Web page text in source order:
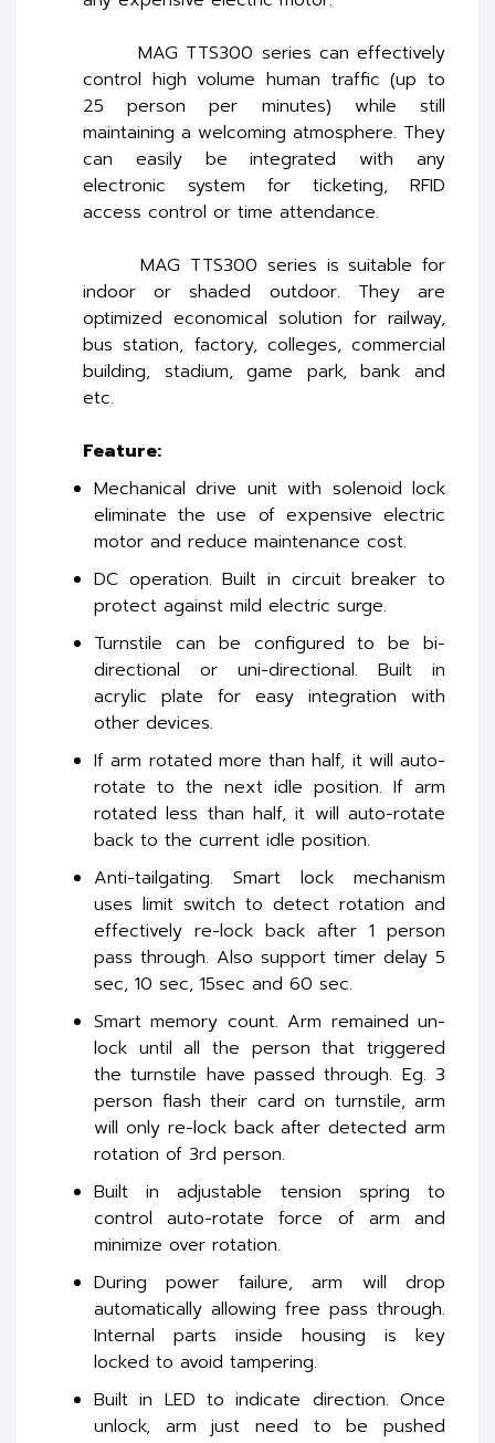
MAG TTS300 series can effectively
control high volume human traffic (up to
25 person per minutes) while still
maintaining a welcoming atmosphere. They
can easily be integrated with any
electronic system for ticketing, RFID
access control or time attendance.
MAG TTS300 series is suitable for
indoor or shaded outdoor. They are
optimized economical solution for railway,
bus station, factory, colleges, commercial
building, stadium, game park, bank and
etc.
Feature:
Mechanical drive unit with solenoid lock
eliminate the use of expensive electric
motor and reduce maintenance cost.
DC operation. Built in circuit breaker to
protect against mild electric surge.
Turnstile can be configured to be bi-
directional or uni-directional. Built in
acrylic plate for easy integration with
other devices.
If arm rotated more than half, it will auto-
rotate to the next idle position. If arm
rotated less than half, it will auto-rotate
back to the current idle position.
Anti-tailgating. Smart lock mechanism
uses limit switch to detect rotation and
effectively re-lock back after 1 person
pass through. Also support timer delay 5
sec, 10 sec, 15sec and 60 sec.
Smart memory count. Arm remained un-
lock until all the person that triggered
the turnstile have passed through. Eg. 3
person flash their card on turnstile, arm
will only re-lock back after detected arm
rotation of 3rd person.
Built in adjustable tension spring to
control auto-rotate force of arm and
minimize over rotation.
During power failure, arm will drop
automatically allowing free pass through.
Internal parts inside housing is key
locked to avoid tampering.
Built in LED to indicate direction. Once
unlock, arm just need to be pushed